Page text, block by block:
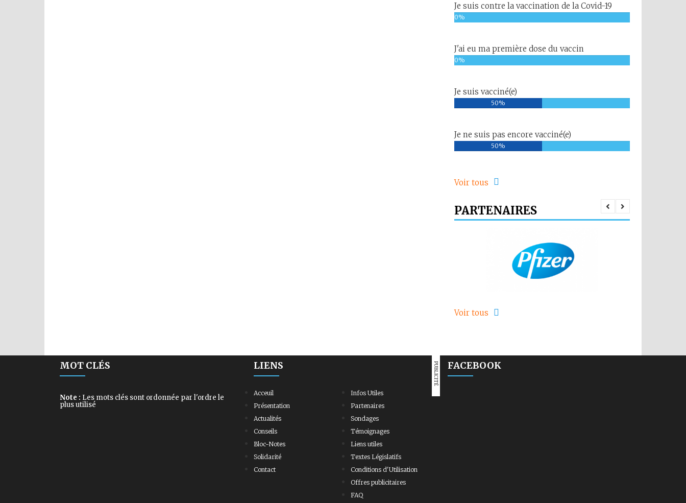
Je suis contre la vaccination de la Covid-19
0%
J'ai eu ma première dose du vaccin
0%
Je suis vacciné(e)
50%
Je ne suis pas encore vacciné(e)
50%
Voir tous
PARTENAIRES
Voir tous
PUBLICITÉ
MOT CLÉS
Note : Les mots clés sont ordonnée par l'ordre le
plus utilisé
LIENS
Acceuil
Présentation
Actualités
Conseils
Bloc-Notes
Solidarité
Contact
Infos Utiles
Partenaires
Sondages
Témoignages
Liens utiles
Textes Législatifs
Conditions d'Utilisation
Offres publicitaires
FAQ
FACEBOOK